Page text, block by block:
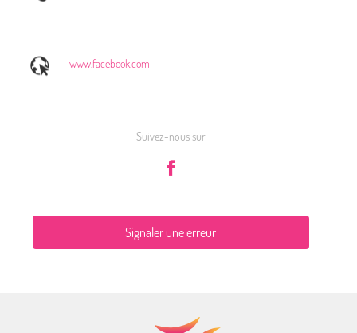
www.facebook.com
Suivez-nous sur
Signaler une erreur